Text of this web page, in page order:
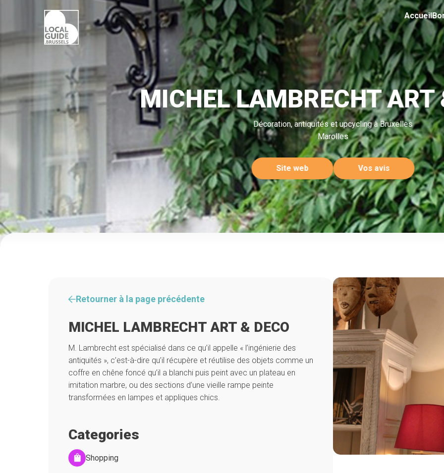
Accueil
MICHEL LAMBRECHT ART
Décoration, antiquités et upcycling à Bruxelles
Marolles
Site web Vos avis
Retourner à la page précédente
MICHEL LAMBRECHT ART & DECO
M. Lambrecht est spécialisé dans ce qu’il appelle « l’ingénierie des
antiquités », c’est-à-dire qu’il récupère et réutilise des objets comme un
coffre en chêne foncé qu’il a blanchi puis peint avec un plateau en
imitation marbre, ou des sections d’une vieille rampe peinte
transformées en lampes et appliques chics.
Categories
Shopping